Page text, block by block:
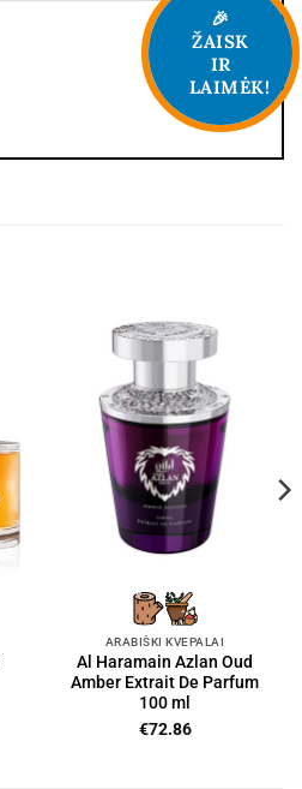
ARABIŠKI KVEPALAI
Al Haramain Azlan Oud
Amber Extrait De Parfum
100 ml
€72.86
🎉
ŽAISK
IR
LAIMĖK!